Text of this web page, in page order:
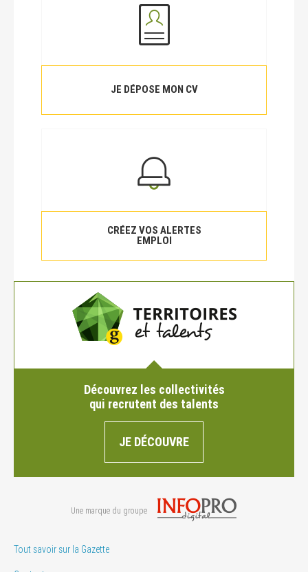
JE DÉPOSE MON CV
CRÉEZ VOS ALERTES
EMPLOI
Découvrez les collectivités
qui recrutent des talents
JE DÉCOUVRE
Une marque du groupe
Tout savoir sur la Gazette